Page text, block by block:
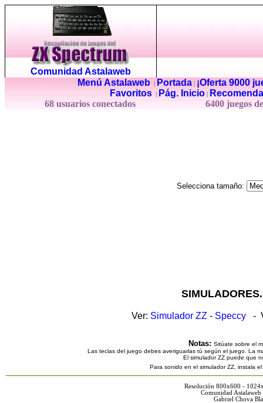
Comunidad Astalaweb
Menú Astalaweb| Portada|
¡Oferta 9000
Favoritos
Pág. Inicio
68 usuarios conectados
6400 juegos
Selecciona tamaño:
Ver: Simulador ZZ - Speccy -
Notas: Sitúate sobre el
Las teclas del juego debes averiguarlas tú según el juego. La
El simulador ZZ puede que
Para sonido en el simulador ZZ, instala
Resolución 800x600 -
Comunidad
Gabriel Chova